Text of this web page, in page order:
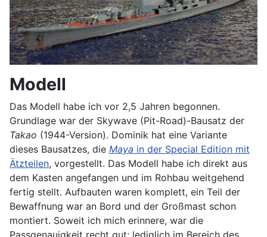
Modell
Das Modell habe ich vor 2,5 Jahren begonnen.
Grundlage war der Skywave (Pit-Road)-Bausatz der
Takao (1944-Version). Dominik hat eine Variante
dieses Bausatzes, die Maya in der Special Edition mit
Ätzteilen, vorgestellt. Das Modell habe ich direkt aus
dem Kasten angefangen und im Rohbau weitgehend
fertig stellt. Aufbauten waren komplett, ein Teil der
Bewaffnung war an Bord und der Großmast schon
montiert. Soweit ich mich erinnere, war die